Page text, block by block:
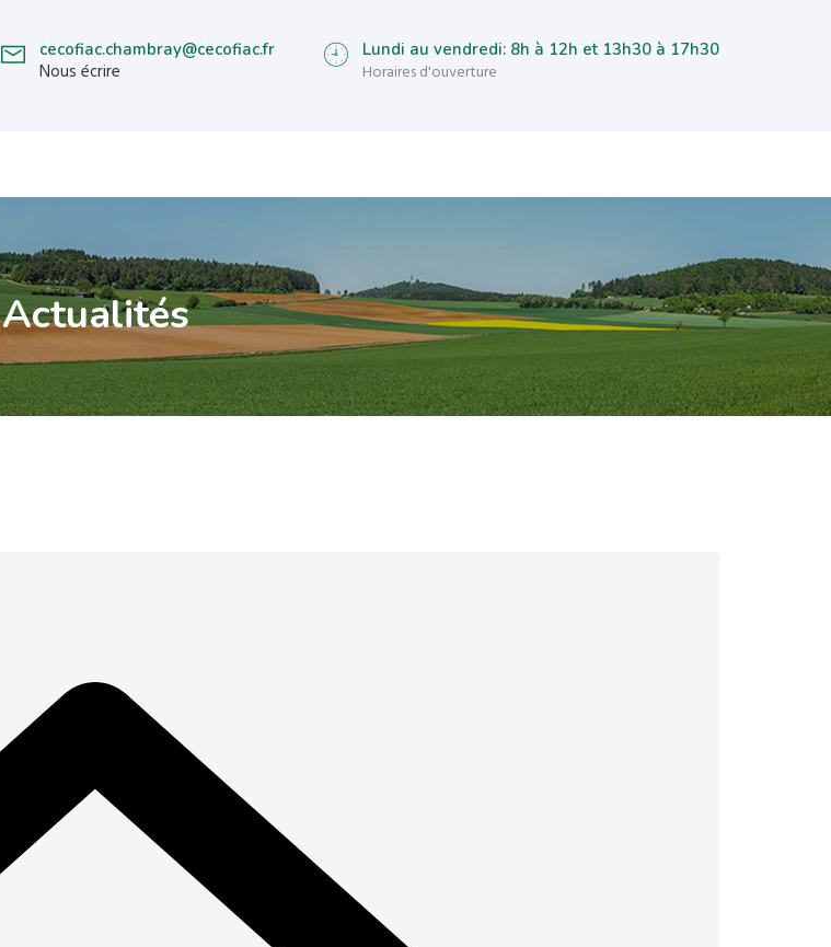
cecofiac.chambray@cecofiac.fr
Nous écrire
Lundi au vendredi: 8h à 12h et 13h30 à 17h30
Horaires d'ouverture
Actualités